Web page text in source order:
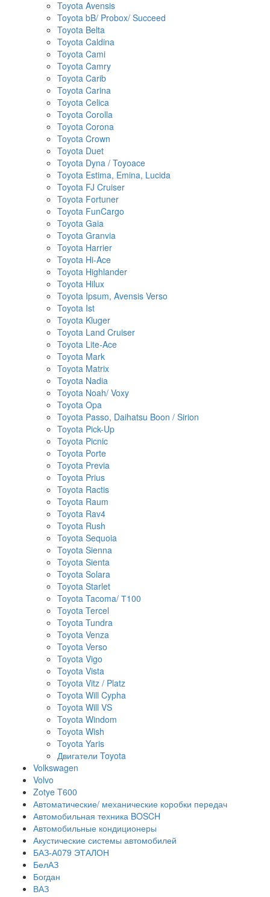
Toyota Avensis
Toyota bB/ Probox/ Succeed
Toyota Belta
Toyota Caldina
Toyota Cami
Toyota Camry
Toyota Carib
Toyota Carina
Toyota Celica
Toyota Corolla
Toyota Corona
Toyota Crown
Toyota Duet
Toyota Dyna / Toyoace
Toyota Estima, Emina, Lucida
Toyota FJ Cruiser
Toyota Fortuner
Toyota FunCargo
Toyota Gaia
Toyota Granvia
Toyota Harrier
Toyota Hi-Ace
Toyota Highlander
Toyota Hilux
Toyota Ipsum, Avensis Verso
Toyota Ist
Toyota Kluger
Toyota Land Cruiser
Toyota Lite-Ace
Toyota Mark
Toyota Matrix
Toyota Nadia
Toyota Noah/ Voxy
Toyota Opa
Toyota Passo, Daihatsu Boon / Sirion
Toyota Pick-Up
Toyota Picnic
Toyota Porte
Toyota Previa
Toyota Prius
Toyota Ractis
Toyota Raum
Toyota Rav4
Toyota Rush
Toyota Sequoia
Toyota Sienna
Toyota Sienta
Toyota Solara
Toyota Starlet
Toyota Tacoma/ Т100
Toyota Tercel
Toyota Tundra
Toyota Venza
Toyota Verso
Toyota Vigo
Toyota Vista
Toyota Vitz / Platz
Toyota Will Cypha
Toyota Will VS
Toyota Windom
Toyota Wish
Toyota Yaris
Двигатели Toyota
Volkswagen
Volvo
Zotye T600
Автоматические/ механические коробки передач
Автомобильная техника BOSCH
Автомобильные кондиционеры
Акустические системы автомобилей
БАЗ-А079 ЭТАЛОН
БелАЗ
Богдан
ВАЗ